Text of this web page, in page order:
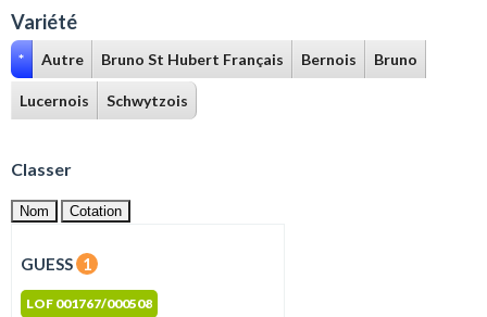
Variété
* Autre Bruno St Hubert Français Bernois Bruno
Lucernois Schwytzois
Classer
Nom Cotation
GUESS 1
LOF 001767/000508